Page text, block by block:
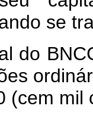
se
do
(cem mil